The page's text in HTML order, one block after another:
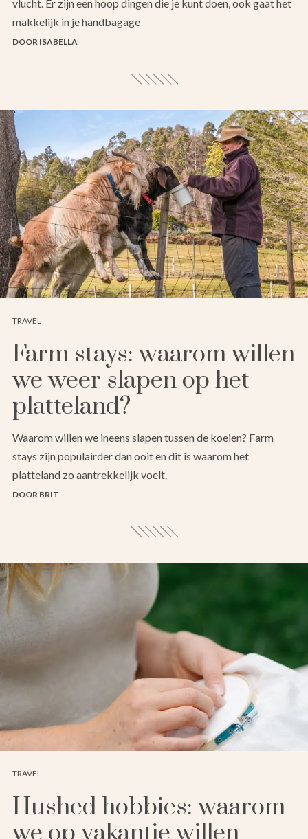
vlucht. Er zijn een hoop dingen die je kunt doen, ook gaat het
makkelijk in je handbagage
DOOR ISABELLA
TRAVEL
Farm stays: waarom willen
we weer slapen op het
platteland?
Waarom willen we ineens slapen tussen de koeien? Farm
stays zijn populairder dan ooit en dit is waarom het
platteland zo aantrekkelijk voelt.
DOOR BRIT
TRAVEL
Hushed hobbies: waarom